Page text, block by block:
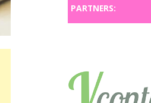
PARTNERS: